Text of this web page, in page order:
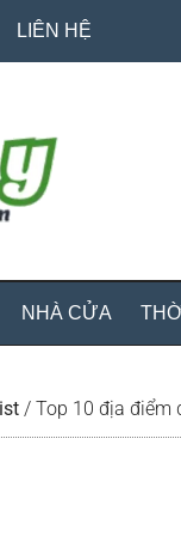
LIÊN HỆ
NHÀ CỬA
/ Top 10 địa điểm